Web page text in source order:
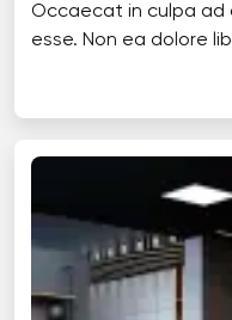
Occaecat in culpa ad
esse. Non ea dolore